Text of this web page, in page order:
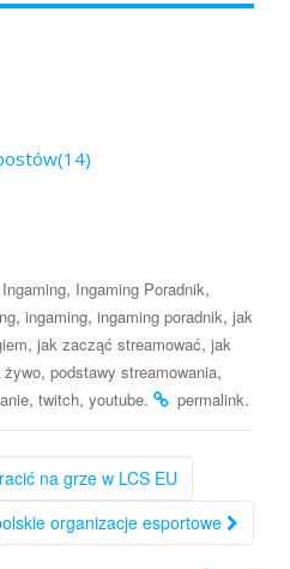
Ingaming, Ingaming Poradnik,
, ingaming, ingaming poradnik, jak
, jak zacząć streamować, jak
żywo, podstawy streamowania,
, twitch, youtube. permalink.
na grze w LCS EU
organizacje esportowe